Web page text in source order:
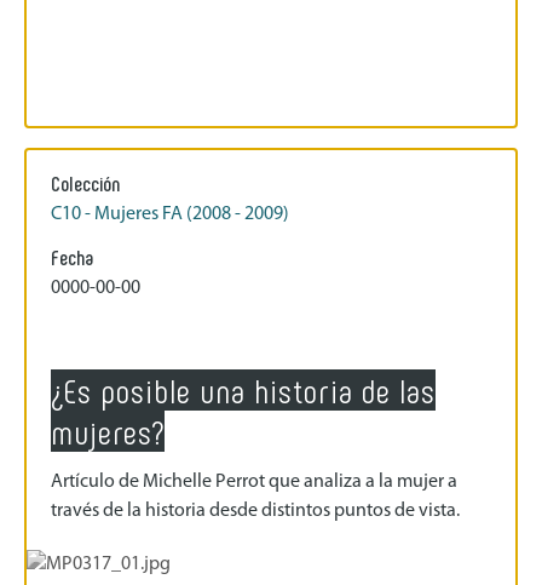
Colección
C10 - Mujeres FA (2008 - 2009)
Fecha
0000-00-00
¿Es posible una historia de las
mujeres?
Artículo de Michelle Perrot que analiza a la mujer a
través de la historia desde distintos puntos de vista.